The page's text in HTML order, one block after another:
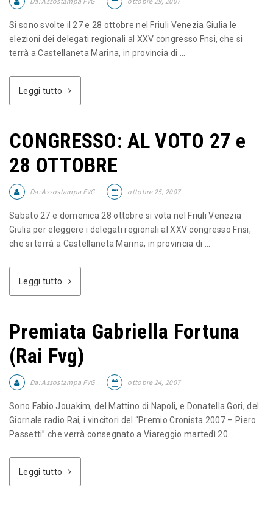
Si sono svolte il 27 e 28 ottobre nel Friuli Venezia Giulia le
elezioni dei delegati regionali al XXV congresso Fnsi, che si
terrà a Castellaneta Marina, in provincia di ...
Leggi tutto
CONGRESSO: AL VOTO 27 e
28 OTTOBRE
Da:Assostampa FVG ottobre 25, 2007
Sabato 27 e domenica 28 ottobre si vota nel Friuli Venezia
Giulia per eleggere i delegati regionali al XXV congresso Fnsi,
che si terrà a Castellaneta Marina, in provincia di ...
Leggi tutto
Premiata Gabriella Fortuna
(Rai Fvg)
Da:Assostampa FVG ottobre 24, 2007
Sono Fabio Jouakim, del Mattino di Napoli, e Donatella Gori, del
Giornale radio Rai, i vincitori del “Premio Cronista 2007 – Piero
Passetti” che verrà consegnato a Viareggio martedì 20 ...
Leggi tutto